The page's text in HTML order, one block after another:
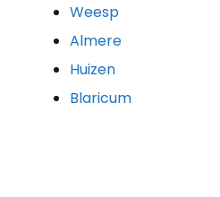
Weesp
Almere
Huizen
Blaricum